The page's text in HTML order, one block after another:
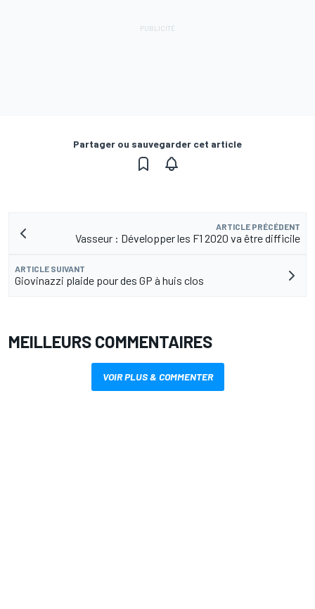
Partager ou sauvegarder cet article
ARTICLE PRÉCÉDENT
Vasseur : Développer les F1 2020 va être difficile
ARTICLE SUIVANT
Giovinazzi plaide pour des GP à huis clos
MEILLEURS COMMENTAIRES
VOIR PLUS & COMMENTER